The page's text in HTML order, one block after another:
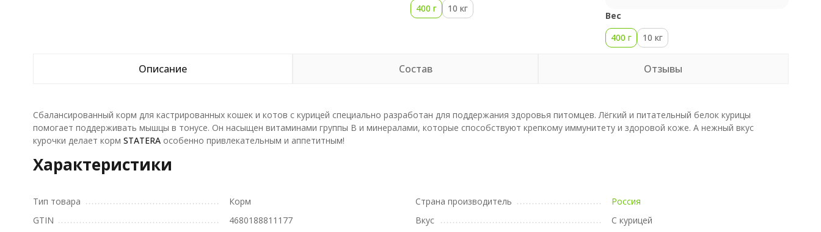
400 г
10 кг
Вес
400 г
10 кг
Описание Состав Отзывы
Сбалансированный корм для кастрированных кошек и котов с курицей специально разработан для поддержания здоровья питомцев. Лёгкий и питательный белок курицы
помогает поддерживать мышцы в тонусе. Он насыщен витаминами группы B и минералами, которые способствуют крепкому иммунитету и здоровой коже. А нежный вкус
курочки делает корм STATERAособенно привлекательным и аппетитным!
Характеристики
Тип товара
Корм
GTIN
4680188811177
Страна производитель
Россия
Вкус
С курицей